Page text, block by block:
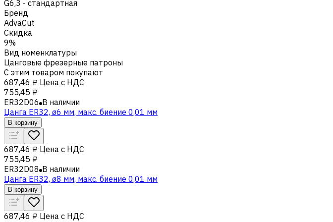
G6,3 - стандартная
Бренд
AdvaCut
Скидка
9%
Вид номенклатуры
Цанговые фрезерные патроны
С этим товаром покупают
687,46 ₽ Цена с НДС
755,45 ₽
ER32D06 В наличии
Цанга ER32, ø6 мм, макс. биение 0,01 мм
В корзину
687,46 ₽ Цена с НДС
755,45 ₽
ER32D08 В наличии
Цанга ER32, ø8 мм, макс. биение 0,01 мм
В корзину
687,46 ₽ Цена с НДС